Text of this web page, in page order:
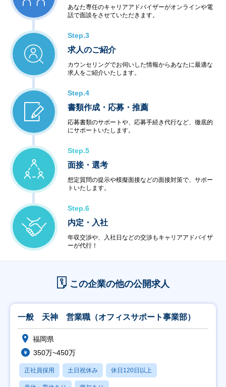
あなた専任のキャリアアドバイザーがオンラインや電
話で面談をさせていただきます。
Step.3
求人のご紹介
カウンセリングでお伺いした情報からあなたに最適な
求人をご紹介いたします。
Step.4
書類作成・応募・推薦
応募書類のサポートや、応募手続き代行など、徹底的
にサポートいたします。
Step.5
面接・選考
想定質問の提示や模擬面接などの面接対策で、サポー
トいたします。
Step.6
内定・入社
年収交渉や、入社日などの交渉もキャリアアドバイザ
ーが代行！
この企業の他の公開求人
一般 天神 営業職（オフィスサポート事業部）
福岡県
350万~450万
正社員採用 土日祝休み 休日120日以上